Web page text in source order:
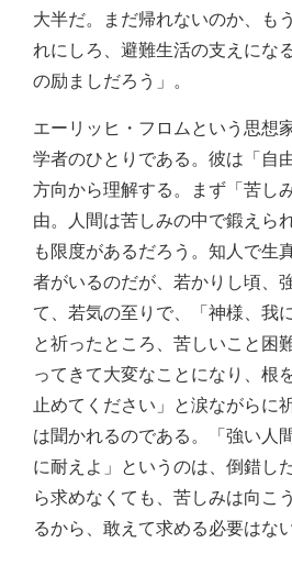
大半だ。まだ帰れないのか、も
れにしろ、避難生活の支えにな
の励ましだろう」。
エーリッヒ・フロムという思想
学者のひとりである。彼は「自
方向から理解する。まず「苦し
由。人間は苦しみの中で鍛えら
も限度があるだろう。知人で生
者がいるのだが、若かりし頃、
て、若気の至りで、「神様、我
と祈ったところ、苦しいこと困
ってきて大変なことになり、根
止めてください」と涙ながらに
は聞かれるのである。「強い人
に耐えよ」というのは、倒錯し
ら求めなくても、苦しみは向こ
るから、敢えて求める必要はない